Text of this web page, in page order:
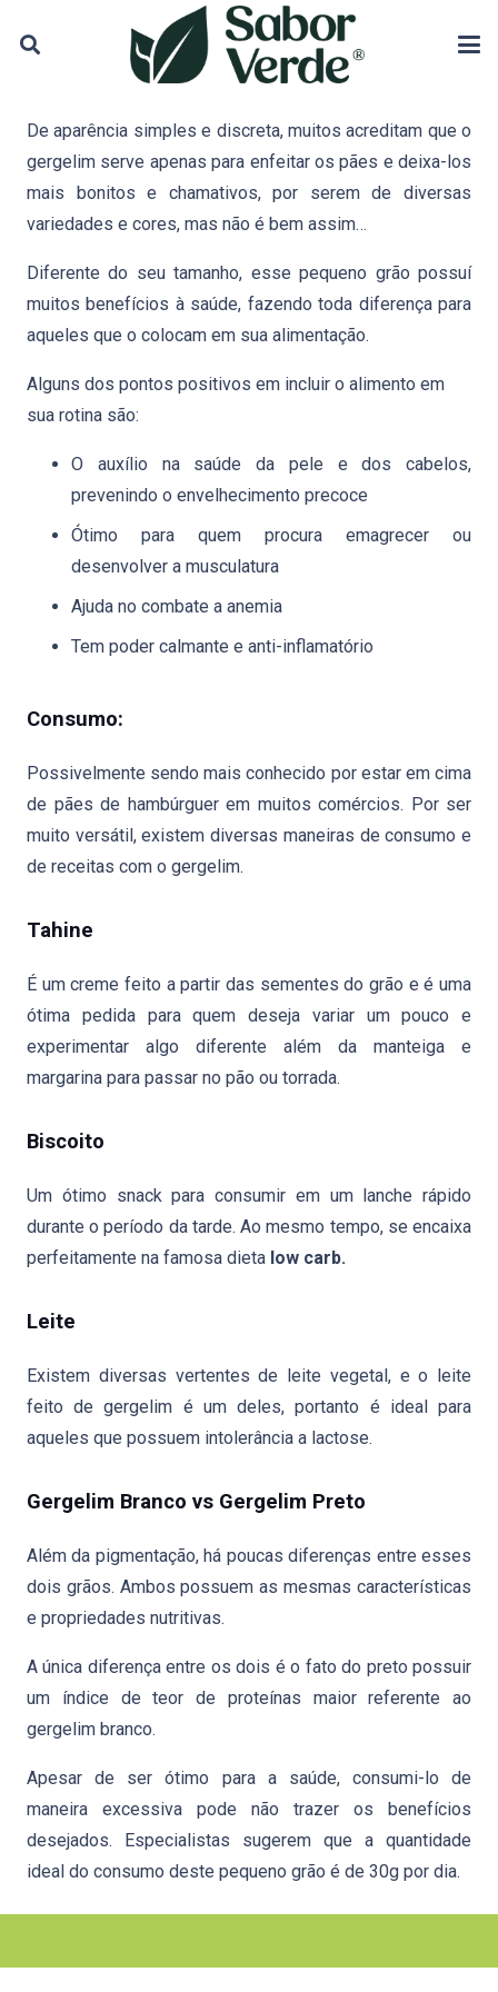
De aparência simples e discreta, muitos acreditam que o
gergelim serve apenas para enfeitar os pães e deixa-los
mais bonitos e chamativos, por serem de diversas
variedades e cores, mas não é bem assim…
Diferente do seu tamanho, esse pequeno grão possuí
muitos benefícios à saúde, fazendo toda diferença para
aqueles que o colocam em sua alimentação.
Alguns dos pontos positivos em incluir o alimento em
sua rotina são:
O auxílio na saúde da pele e dos cabelos,
prevenindo o envelhecimento precoce
Ótimo para quem procura emagrecer ou
desenvolver a musculatura
Ajuda no combate a anemia
Tem poder calmante e anti-inflamatório
Consumo:
Possivelmente sendo mais conhecido por estar em cima
de pães de hambúrguer em muitos comércios. Por ser
muito versátil, existem diversas maneiras de consumo e
de receitas com o gergelim.
Tahine
É um creme feito a partir das sementes do grão e é uma
ótima pedida para quem deseja variar um pouco e
experimentar algo diferente além da manteiga e
margarina para passar no pão ou torrada.
Biscoito
Um ótimo snack para consumir em um lanche rápido
durante o período da tarde. Ao mesmo tempo, se encaixa
perfeitamente na famosa dieta low carb.
Leite
Existem diversas vertentes de leite vegetal, e o leite
feito de gergelim é um deles, portanto é ideal para
aqueles que possuem intolerância a lactose.
Gergelim Branco vs Gergelim Preto
Além da pigmentação, há poucas diferenças entre esses
dois grãos. Ambos possuem as mesmas características
e propriedades nutritivas.
A única diferença entre os dois é o fato do preto possuir
um índice de teor de proteínas maior referente ao
gergelim branco.
Apesar de ser ótimo para a saúde, consumi-lo de
maneira excessiva pode não trazer os benefícios
desejados. Especialistas sugerem que a quantidade
ideal do consumo deste pequeno grão é de 30g por dia.